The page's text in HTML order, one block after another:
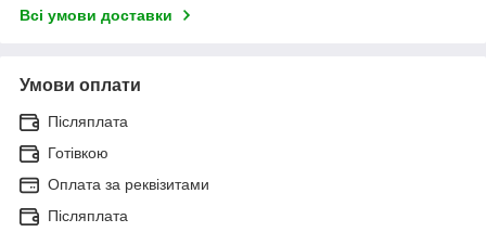
Всі умови доставки
Умови оплати
Післяплата
Готівкою
Оплата за реквізитами
Післяплата